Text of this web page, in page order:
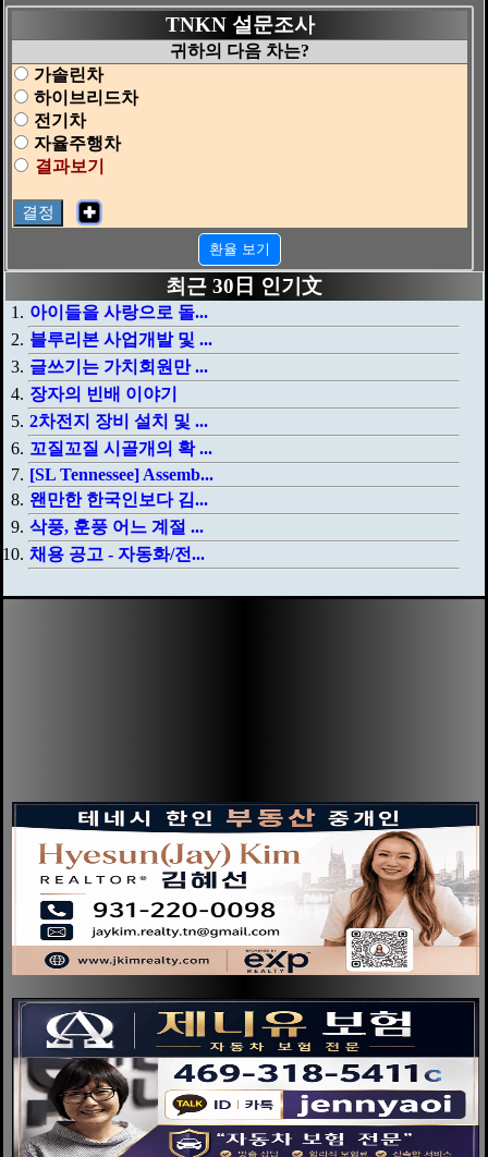
TNKN 설문조사
귀하의 다음 차는?
가솔린차
하이브리드차
전기차
자율주행차
결과보기
✚
환율 보기
최근 30日 인기文
아이들을 사랑으로 돌...
블루리본 사업개발 및 ...
글쓰기는 가치회원만 ...
장자의 빈배 이야기
2차전지 장비 설치 및 ...
꼬질꼬질 시골개의 확 ...
[SL Tennessee] Assemb...
왠만한 한국인보다 김...
삭풍, 훈풍 어느 계절 ...
채용 공고 - 자동화/전...